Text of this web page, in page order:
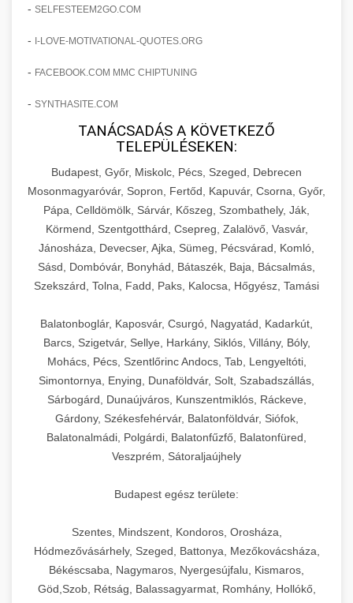
amelyek valós eredményeket hoznak.
szonyegtisztito.net
marketing stratégiai tervrajz
útjáról, bemutatva az utat a küzdő praxistól a
virágzó vállalkozásig 150%-os növekedéssel.
klinika átalakulási történet
Érdeklődés 150%-os Fokozása
Technikák és módszerek a páciensek
érdeklődésének és elkötelezettségének drámai
növeléséhez. Egy 150%-os fellendülési
esettanulmány gyakorlati betekintésekkel.
weboldal-keszites.co
elkötelezettség erősítési módszerek
🎮 19. AI Google Ads és Meta
Kampány Kezelés
Fejlett AI-alapú Google Ads és Meta hirdetési
kampánykezelés. Optimalizálja hirdetési
költségvetését gépi tanulással és
automatizálással.
aikampany.hu AI hirdetési automatizálás
🍞 20. Ipari Dagasztógép +
Professzionális ipari dagasztógépek és
tésztakeverő gépek pékségek és kereskedelmi
konyhák számára. Masszív konstrukció
megbízható teljesítményhez.
chef-iparikonyhagepek.hu
kereskedelmi tésztakeverő
🔪 21. Ipari Szeletelőgép +
Ipari hús- és sajtszeletelő gépek professzionális
élelmiszer-előkészítéshez. Precíziós vágás
állítható vastagság beállítással.
chef-iparikonyhagepek.hu
professzionális élelmiszer szeletelő
📦 22. Vákuumozó Gép +
Kereskedelmi vákuumcsomagoló berendezések
élelmiszerek tartósításához. Hosszabbítsa a
szavatossági időt és tartsa meg a termék
frissességét.
🎁 23. Vákuumfóliázó Gép +
Ipari vákuumfóliázó gépek professzionális
Hatékony lezárási és tartósítási megoldások.
chef-iparikonyhagepek.hu
kereskedelmi csomagoló gép
professzionális konyhák számára. Nagy
kapacitású sütő- és főzőberendezés precíz
hőmérséklet-szabályozással.
❄️ 25. Ipari Hűtőszekrény +
Professzionális hűtőegységek és hűtőkamrák
kereskedelmi konyhák számára.
- SELFESTEEM2GO.COM
- I-LOVE-MOTIVATIONAL-QUOTES.ORG
- FACEBOOK.COM MMC CHIPTUNING
- SYNTHASITE.COM
TANÁCSADÁS A KÖVETKEZŐ
TELEPÜLÉSEKEN:
Budapest, Győr, Miskolc, Pécs, Szeged, Debrecen
Mosonmagyaróvár, Sopron, Fertőd, Kapuvár, Csorna, Győr,
Pápa, Celldömölk, Sárvár, Kőszeg, Szombathely, Ják,
Körmend, Szentgotthárd, Csepreg, Zalalövő, Vasvár,
Jánosháza, Devecser, Ajka, Sümeg, Pécsvárad, Komló,
Sásd, Dombóvár, Bonyhád, Bátaszék, Baja, Bácsalmás,
Szekszárd, Tolna, Fadd, Paks, Kalocsa, Hőgyész, Tamási
Balatonboglár, Kaposvár, Csurgó, Nagyatád, Kadarkút,
Barcs, Szigetvár, Sellye, Harkány, Siklós, Villány, Bóly,
Mohács, Pécs, Szentlőrinc Andocs, Tab, Lengyeltóti,
Simontornya, Enying, Dunaföldvár, Solt, Szabadszállás,
Sárbogárd, Dunaújváros, Kunszentmiklós, Ráckeve,
Gárdony, Székesfehérvár, Balatonföldvár, Siófok,
Balatonalmádi, Polgárdi, Balatonfűzfő, Balatonfüred,
Veszprém, Sátoraljaújhely
Budapest egész területe:
Szentes, Mindszent, Kondoros, Orosháza,
Hódmezővásárhely, Szeged, Battonya, Mezőkovácsháza,
Békéscsaba, Nagymaros, Nyergesújfalu, Kismaros,
Göd,Szob, Rétság, Balassagyarmat, Romhány, Hollókő,